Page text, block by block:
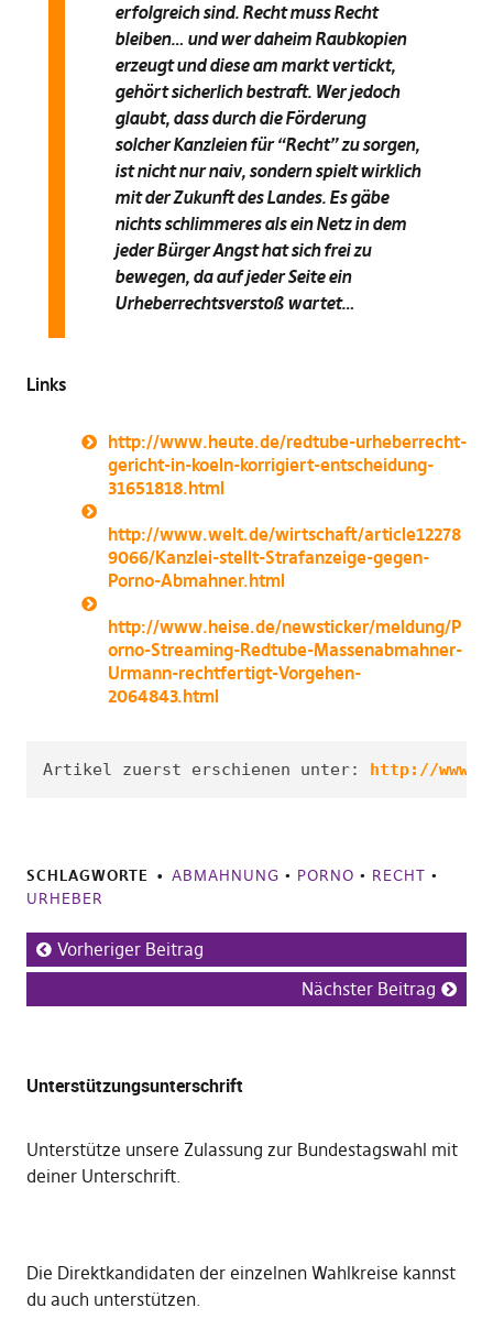
erfolgreich sind. Recht muss Recht
bleiben… und wer daheim Raubkopien
erzeugt und diese am markt vertickt,
gehört sicherlich bestraft. Wer jedoch
glaubt, dass durch die Förderung
solcher Kanzleien für “Recht” zu sorgen,
ist nicht nur naiv, sondern spielt wirklich
mit der Zukunft des Landes. Es gäbe
nichts schlimmeres als ein Netz in dem
jeder Bürger Angst hat sich frei zu
bewegen, da auf jeder Seite ein
Urheberrechtsverstoß wartet…
Links
http://www.heute.de/redtube-urheberrecht-
gericht-in-koeln-korrigiert-entscheidung-
31651818.html
http://www.welt.de/wirtschaft/article12278
9066/Kanzlei-stellt-Strafanzeige-gegen-
Porno-Abmahner.html
http://www.heise.de/newsticker/meldung/P
orno-Streaming-Redtube-Massenabmahner-
Urmann-rechtfertigt-Vorgehen-
2064843.html
Artikel zuerst erschienen unter: http://
SCHLAGWORTE ABMAHNUNG • PORNO • RECHT •
URHEBER
Vorheriger Beitrag
Nächster Beitrag
Unterstützungsunterschrift
Unterstütze unsere Zulassung zur Bundestagswahl mit
deiner Unterschrift.
Die Direktkandidaten der einzelnen Wahlkreise kannst
du auch unterstützen.